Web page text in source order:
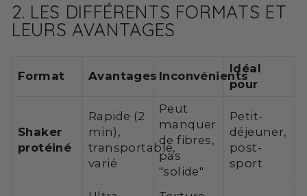
2. LES DIFFÉRENTS FORMATS ET
LEURS AVANTAGES
Format Avantages Inconvénients
Idéal
pour
Shaker
protéiné
Rapide (2
min),
transportable,
varié
Peut
manquer
de fibres,
pas
"solide"
Petit-
déjeuner,
post-
sport